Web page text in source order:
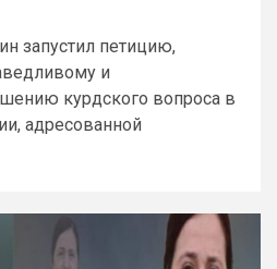
запустил петицию,
и
курдского вопроса в
адресованной